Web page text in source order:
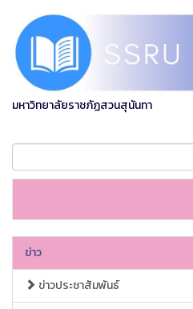
มหาวิทยาลัยราชภัฏสวนสุนันทา
ข่าว
ข่าวประชาสัมพันธ์